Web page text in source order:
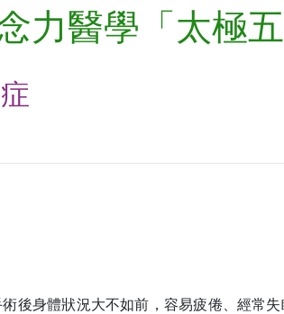
力醫學「太極
後身體狀況大不如前，容易疲倦、經常